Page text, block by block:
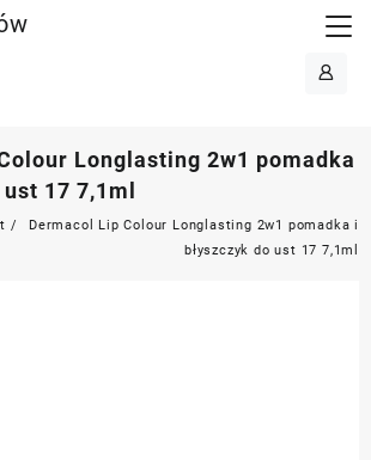
Longlasting 2w1 pomadka
17 7,1ml
Dermacol Lip Colour Longlasting 2w1 pomadka i
błyszczyk do ust 17 7,1ml